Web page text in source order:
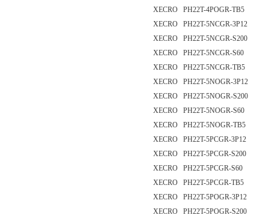
XECRO PH22T-4POGR-TB5
XECRO PH22T-5NCGR-3P12
XECRO PH22T-5NCGR-S200
XECRO PH22T-5NCGR-S60
XECRO PH22T-5NCGR-TB5
XECRO PH22T-5NOGR-3P12
XECRO PH22T-5NOGR-S200
XECRO PH22T-5NOGR-S60
XECRO PH22T-5NOGR-TB5
XECRO PH22T-5PCGR-3P12
XECRO PH22T-5PCGR-S200
XECRO PH22T-5PCGR-S60
XECRO PH22T-5PCGR-TB5
XECRO PH22T-5POGR-3P12
XECRO PH22T-5POGR-S200